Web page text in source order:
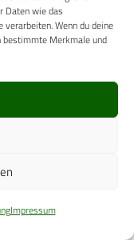
Daten wie das
Wenn du deine
bestimmte Merkmale und
Impressum
den rasanten
/
der
an